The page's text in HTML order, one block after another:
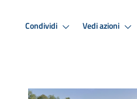
Condividi Vedi azioni